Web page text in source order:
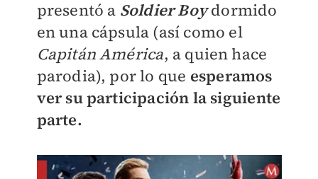
presentó a Soldier Boydormido
en una cápsula (así como el
Capitán América, a quien hace
parodia), por lo que esperamos
ver su participación la siguiente
parte.